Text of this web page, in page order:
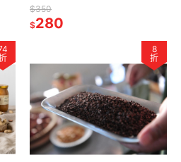
酥醬 下午茶 早餐抹醬 果醬
$350
$280
8
折